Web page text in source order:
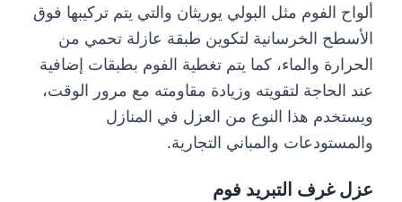
ألواح الفوم مثل البولي يوريثان والتي يتم تركيبها فوق
الأسطح الخرسانية لتكوين طبقة عازلة تحمي من
الحرارة والماء، كما يتم تغطية الفوم بطبقات إضافية
عند الحاجة لتقويته وزيادة مقاومته مع مرور الوقت،
ويستخدم هذا النوع من العزل في المنازل
والمستودعات والمباني التجارية.
عزل غرف التبريد فوم